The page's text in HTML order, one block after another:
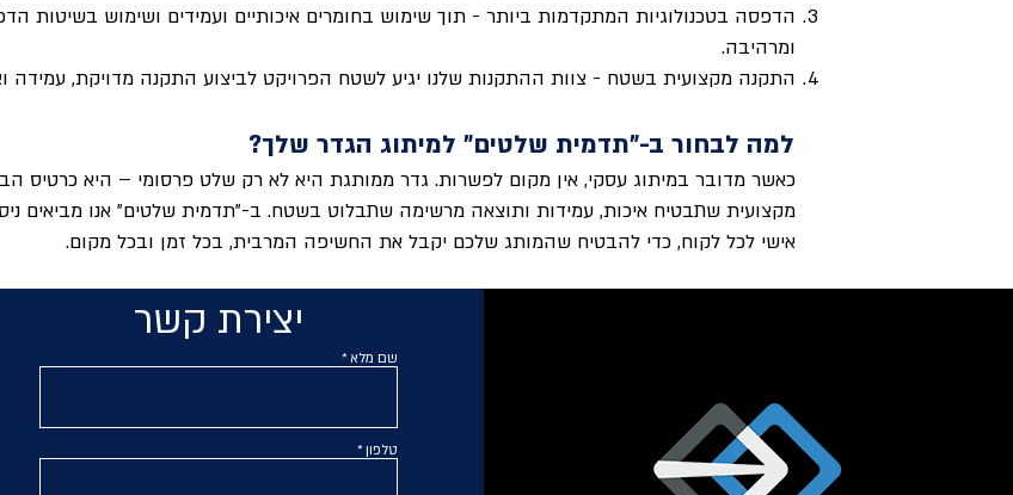
הדפסה בטכנולוגיות המתקדמות ביותר - תוך שימוש בחומרים איכותיים ועמידים ושימוש
ומרהיבה.
התקנה מקצועית בשטח - צוות ההתקנות שלנו יגיע לשטח הפרויקט לביצוע התקנה מדויקת, עמידה
למה לבחור ב-"תדמית שלטים" למיתוג הגדר שלך?
כאשר מדובר במיתוג עסקי, אין מקום לפשרות. גדר ממותגת היא לא רק שלט פרסומי – היא כרטיס
מקצועית שתבטיח איכות, עמידות ותוצאה מרשימה שתבלוט בשטח. ב-"תדמית שלטים" אנו מביאים
אישי לכל לקוח, כדי להבטיח שהמותג שלכם יקבל את החשיפה המרבית, בכל זמן ובכל מקום.
יצירת קשר
שם מלא
טלפון